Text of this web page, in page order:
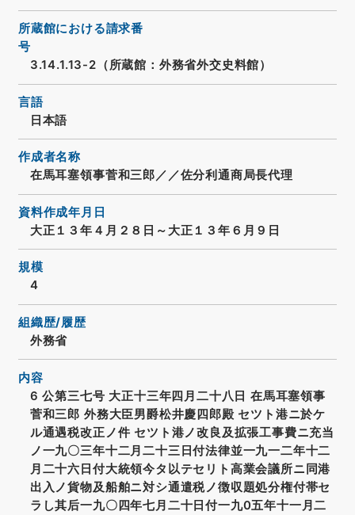
所蔵館における請求番
号
3.14.1.13-2（所蔵館：外務省外交史料館）
言語
日本語
作成者名称
在馬耳塞領事菅和三郎／／佐分利通商局長代理
資料作成年月日
大正１３年４月２８日～大正１３年６月９日
規模
4
組織歴/履歴
外務省
内容
6 公第三七号 大正十三年四月二十八日 在馬耳塞領事
菅和三郎 外務大臣男爵松井慶四郎殿 セツト港ニ於ケ
ル通遇税改正ノ件 セツト港ノ改良及拡張工事費ニ充当
ノ一九〇三年十二月二十三日付法律並一九一二年十二
月二十六日付大統領今タ以テセリト高業会議所ニ同港
出入ノ貨物及船舶ニ対シ通遣税ノ徴収題処分権付帯セ
ラし其后一九〇四年七月二十日付一九0五年十一月二